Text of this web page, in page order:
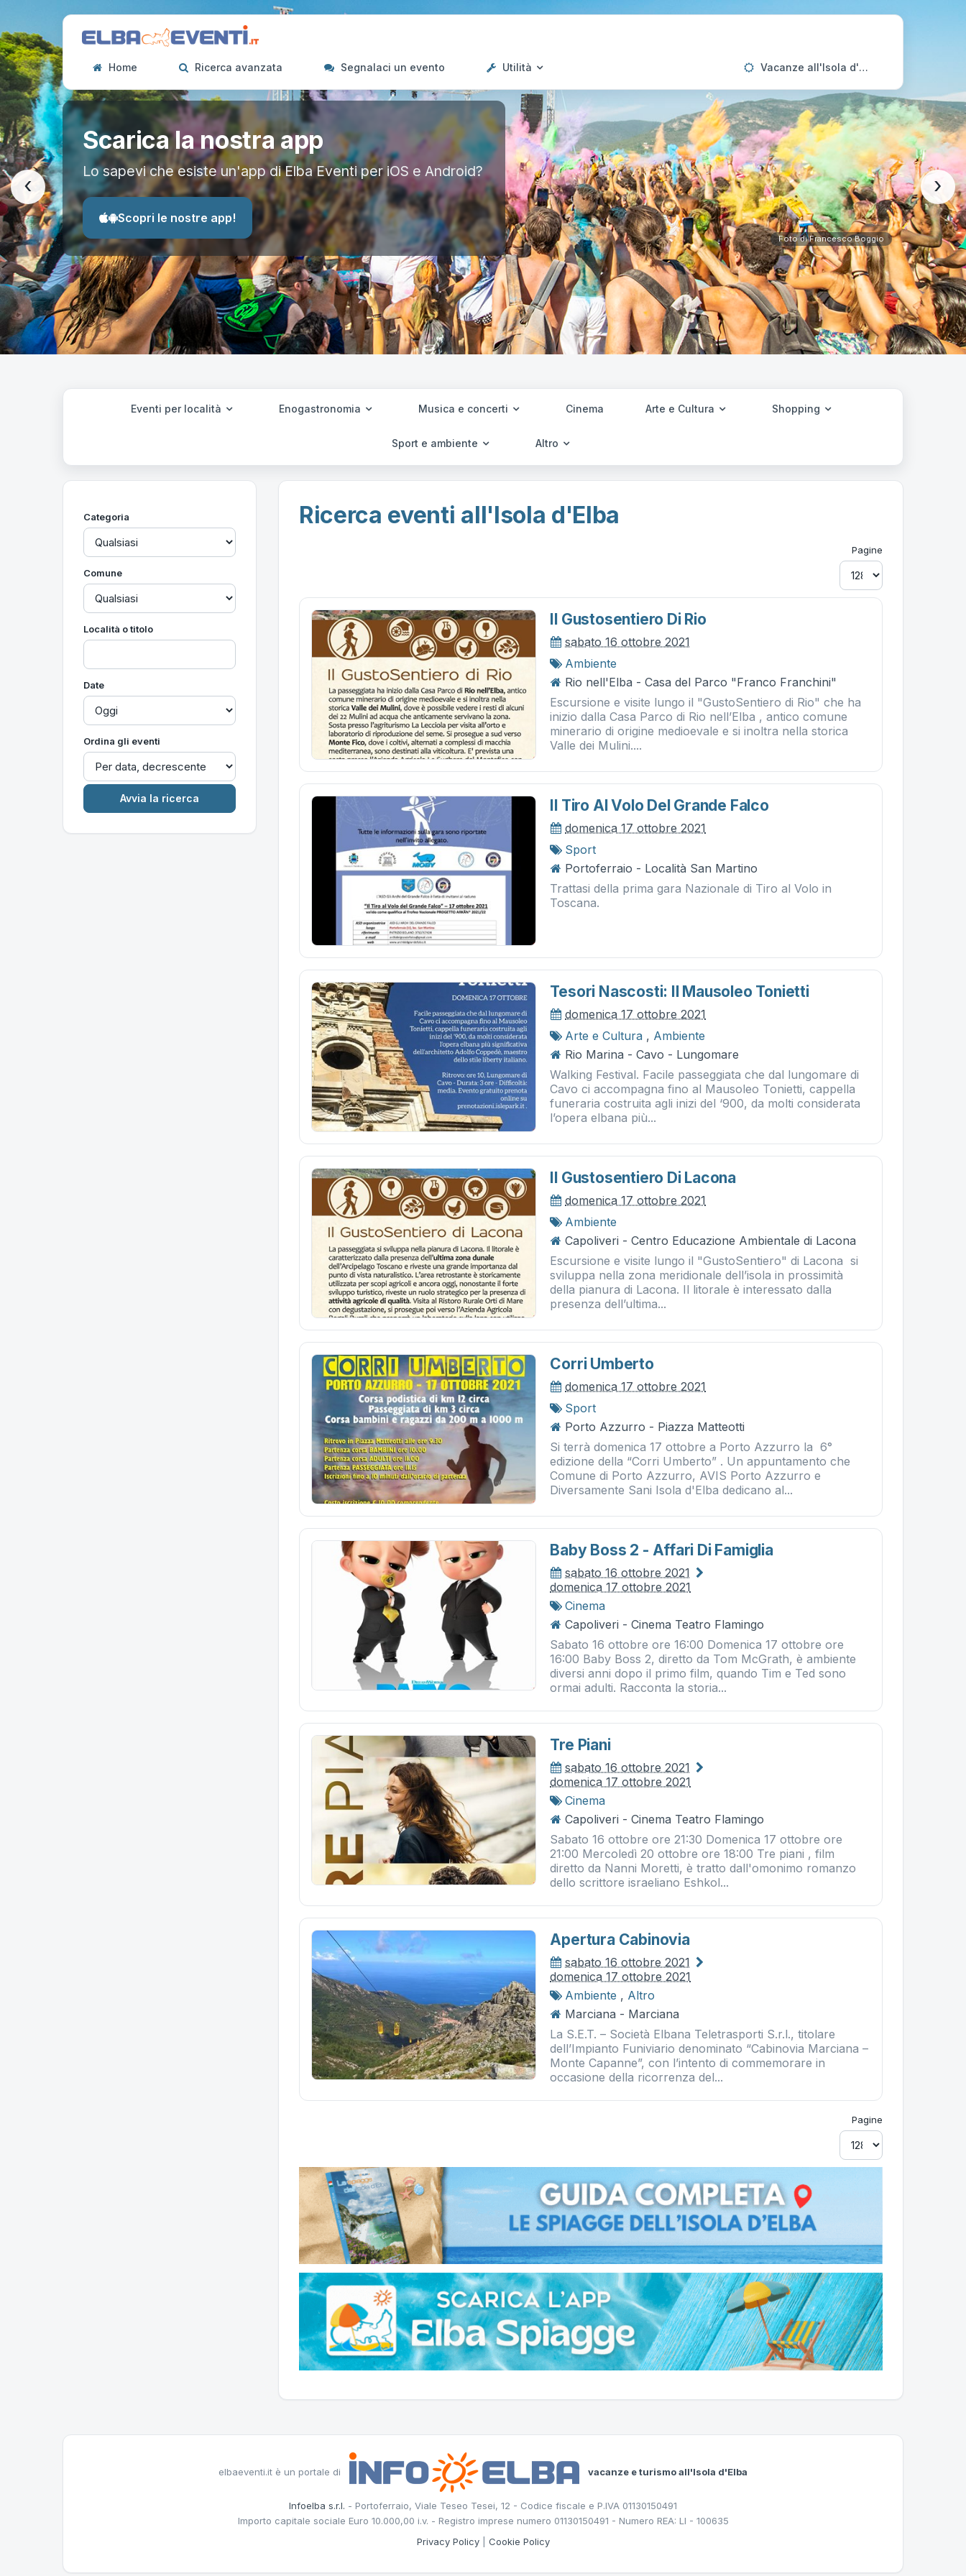
Home Ricerca avanzata Segnalaci un evento Utilità Vacanze all'Isola d'Elba
Scarica la nostra app
Lo sapevi che esiste un'app di Elba Eventi per iOS e Android?
Scopri le nostre app!
Foto di Francesco Boggio
‹ ›
Eventi per località Enogastronomia Musica e concerti Cinema Arte e Cultura Shopping
Sport e ambiente Altro
Categoria
Comune
Località o titolo
Date
Ordina gli eventi
Ricerca eventi all'Isola d'Elba
Pagine
Il Gustosentiero Di Rio
sabato 16 ottobre 2021
Ambiente
Rio nell'Elba - Casa del Parco "Franco Franchini"
Escursione e visite lungo il "GustoSentiero di Rio" che ha
inizio dalla Casa Parco di Rio nell’Elba , antico comune
minerario di origine medioevale e si inoltra nella storica
Valle dei Mulini....
Il Tiro Al Volo Del Grande Falco
domenica 17 ottobre 2021
Sport
Portoferraio - Località San Martino
Trattasi della prima gara Nazionale di Tiro al Volo in
Toscana.
Tesori Nascosti: Il Mausoleo Tonietti
domenica 17 ottobre 2021
Arte e Cultura , Ambiente
Rio Marina - Cavo - Lungomare
Walking Festival. Facile passeggiata che dal lungomare di
Cavo ci accompagna fino al Mausoleo Tonietti, cappella
funeraria costruita agli inizi del ‘900, da molti considerata
l’opera elbana più...
Il Gustosentiero Di Lacona
domenica 17 ottobre 2021
Ambiente
Capoliveri - Centro Educazione Ambientale di Lacona
Escursione e visite lungo il "GustoSentiero" di Lacona si
sviluppa nella zona meridionale dell’isola in prossimità
della pianura di Lacona. Il litorale è interessato dalla
presenza dell’ultima...
Corri Umberto
domenica 17 ottobre 2021
Sport
Porto Azzurro - Piazza Matteotti
Si terrà domenica 17 ottobre a Porto Azzurro la 6°
edizione della “Corri Umberto” . Un appuntamento che
Comune di Porto Azzurro, AVIS Porto Azzurro e
Diversamente Sani Isola d'Elba dedicano al...
Baby Boss 2 - Affari Di Famiglia
sabato 16 ottobre 2021
domenica 17 ottobre 2021
Cinema
Capoliveri - Cinema Teatro Flamingo
Sabato 16 ottobre ore 16:00 Domenica 17 ottobre ore
16:00 Baby Boss 2, diretto da Tom McGrath, è ambiente
diversi anni dopo il primo film, quando Tim e Ted sono
ormai adulti. Racconta la storia...
Tre Piani
sabato 16 ottobre 2021
domenica 17 ottobre 2021
Cinema
Capoliveri - Cinema Teatro Flamingo
Sabato 16 ottobre ore 21:30 Domenica 17 ottobre ore
21:00 Mercoledì 20 ottobre ore 18:00 Tre piani , film
diretto da Nanni Moretti, è tratto dall'omonimo romanzo
dello scrittore israeliano Eshkol...
Apertura Cabinovia
sabato 16 ottobre 2021
domenica 17 ottobre 2021
Ambiente , Altro
Marciana - Marciana
La S.E.T. – Società Elbana Teletrasporti S.r.l., titolare
dell’Impianto Funiviario denominato “Cabinovia Marciana –
Monte Capanne”, con l’intento di commemorare in
occasione della ricorrenza del...
Pagine
elbaeventi.it è un portale di vacanze e turismo all'Isola d'Elba
Infoelba s.r.l. - Portoferraio, Viale Teseo Tesei, 12 - Codice fiscale e P.IVA 01130150491
Importo capitale sociale Euro 10.000,00 i.v. - Registro imprese numero 01130150491 - Numero REA: LI - 100635
Privacy Policy| Cookie Policy